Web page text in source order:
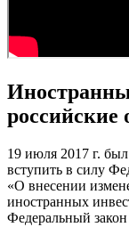
российские
19 июля 2017 г.
вступить в силу
«О внесении
иностранных
Федеральный